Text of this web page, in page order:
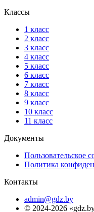
Классы
1 класс
2 класс
3 класс
4 класс
5 класс
6 класс
7 класс
8 класс
9 класс
10 класс
11 класс
Документы
Пользовательское
Политика
Контакты
admin@gdz.by
© 2024-2026